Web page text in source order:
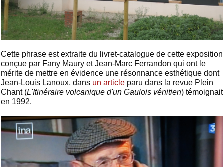
Cette phrase est extraite du livret-catalogue de cette exposition
conçue par Fany Maury et Jean-Marc Ferrandon qui ont le
mérite de mettre en évidence une résonnance esthétique dont
Jean-Louis Lanoux, dans un article paru dans la revue Plein
Chant (L'Itinéraire volcanique d'un Gaulois vénitien) témoignait
en 1992.